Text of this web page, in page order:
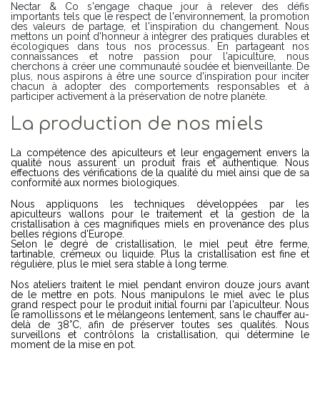
Nectar & Co s'engage chaque jour à relever des défis
importants tels que le respect de l'environnement, la promotion
des valeurs de partage, et l'inspiration du changement. Nous
mettons un point d'honneur à intégrer des pratiques durables et
écologiques dans tous nos processus. En partageant nos
connaissances et notre passion pour l'apiculture, nous
cherchons à créer une communauté soudée et bienveillante. De
plus, nous aspirons à être une source d'inspiration pour inciter
chacun à adopter des comportements responsables et à
participer activement à la préservation de notre planète.
La production de nos miels
La compétence des apiculteurs et leur engagement envers la
qualité nous assurent un produit frais et authentique. Nous
effectuons des vérifications de la qualité du miel ainsi que de sa
conformité aux normes biologiques.
Nous appliquons les techniques développées par les
apiculteurs wallons pour le traitement et la gestion de la
cristallisation à ces magnifiques miels en provenance des plus
belles régions d'Europe.
Selon le degré de cristallisation, le miel peut être ferme,
tartinable, crémeux ou liquide. Plus la cristallisation est fine et
régulière, plus le miel sera stable à long terme.
Nos ateliers traitent le miel pendant environ douze jours avant
de le mettre en pots. Nous manipulons le miel avec le plus
grand respect pour le produit initial fourni par l'apiculteur. Nous
le ramollissons et le mélangeons lentement, sans le chauffer au-
delà de 38°C, afin de préserver toutes ses qualités. Nous
surveillons et contrôlons la cristallisation, qui détermine le
moment de la mise en pot.